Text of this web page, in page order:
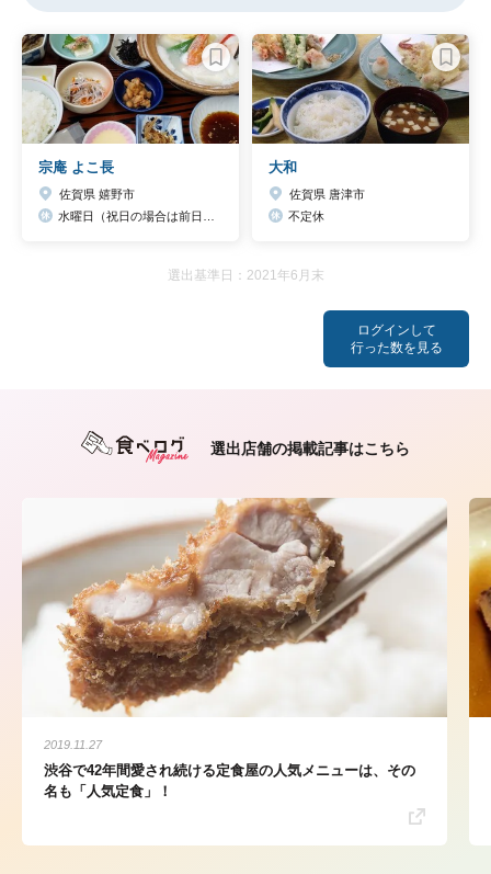
ログインして
行った数を見る
宗庵 よこ長
佐賀県 嬉野市
大和
佐賀県 唐津市
不定休
選出基準日：2021年6月末
選出店舗の掲載記事はこちら
2019.11.27
渋谷で42年間愛され続ける定食屋の人気メニューは、その
名も「人気定食」！